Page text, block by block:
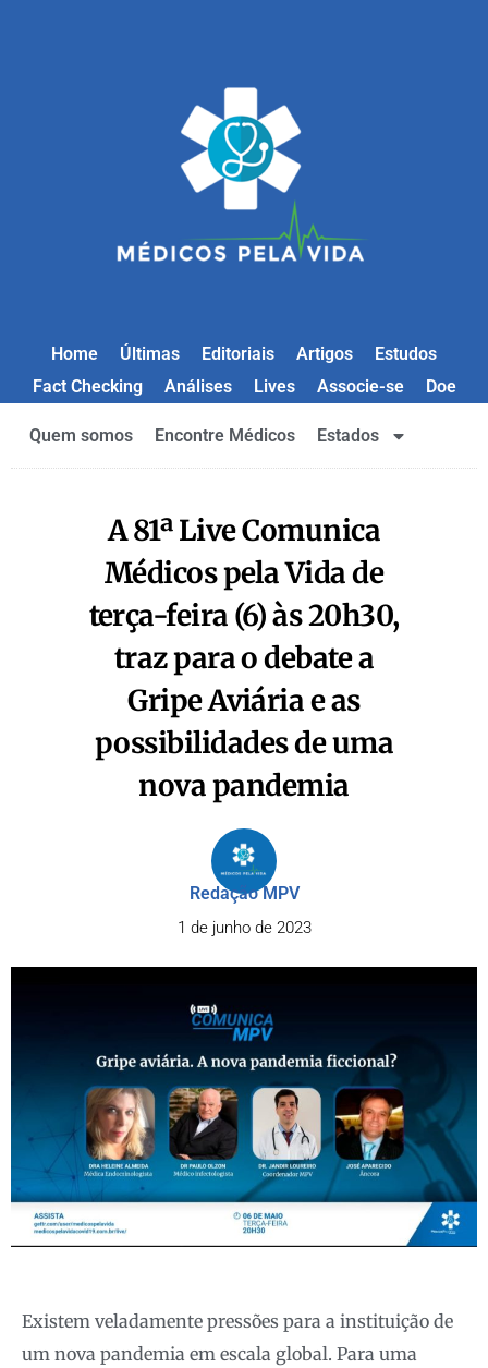
Home Últimas Editoriais Artigos
Estudos
Fact Checking
Análises Lives Associe-se Doe
Quem somos Encontre Médicos Estados
A 81ª Live Comunica
Médicos pela Vida de
terça-feira (6) às 20h30,
traz para o debate a
Gripe Aviária e as
possibilidades de uma
nova pandemia
Redação MPV
1 de junho de 2023
Existem veladamente pressões para a instituição de
um nova pandemia em escala global. Para uma